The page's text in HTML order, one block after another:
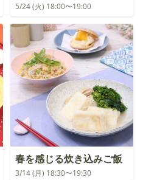
5/24 (火) 18:00〜19:00
春を感じる炊き込みご飯
3/14 (月) 18:30〜19:30